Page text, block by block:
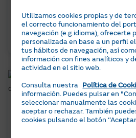
EFICIENCIA ENERGÉTICA
Utilizamos cookies propias y de
el correcto funcionamiento del
navegación (e.g.idioma), ofrecerte
personalizada en base a un perfil
tus hábitos de navegación, así
información con fines analíticos y
actividad en el sitio web.
Consulta nuestra Política de
información. Puedes pulsar en
seleccionar manualmente las
aceptar o rechazar. También
cookies pulsando el botón